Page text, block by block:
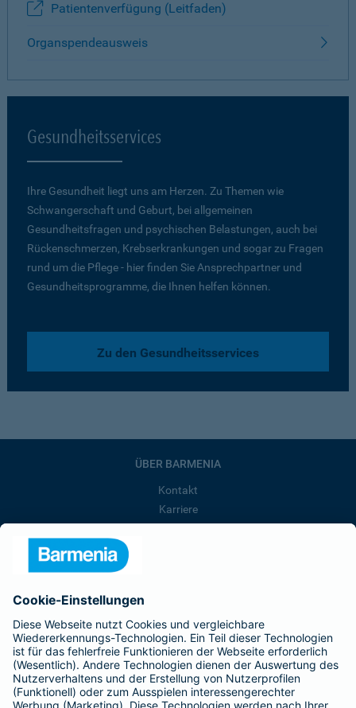
Patientenverfügung (Leitfaden)
Organspendeausweis
Gesundheitsservices
Ihre Gesundheit liegt uns am Herzen. Zu Themen wie
Schwangerschaft und Geburt, bei allgemeinen
Gesundheitsfragen und psychischen Belastungen, auch bei
Rückenschmerzen, Krebserkrankungen und sogar zu Fragen
rund um die Pflege - hier finden Sie Ansprechpartner und
Gesundheitsprogramme, die Ihnen helfen können.
Zu den Gesundheitsservices
ÜBER BARMENIA
Kontakt
Karriere
Barmenia ist Teil der BarmeniaGothaer
BELIEBTE SEITEN
Kranken-Zusatzversicherung
Tierversicherungen
Haftpflichtversicherung